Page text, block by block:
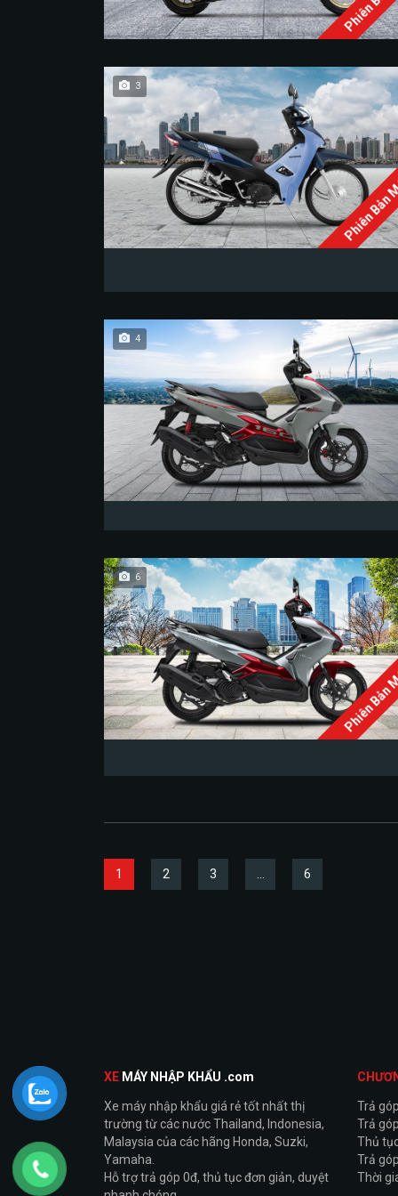
Phiên
3
4
Phiên
6
1 2 3 6
XE MÁY NHẬP KHẨU .com
Xe máy nhập khẩu giá rẻ tốt nhất thị
trường từ các nước Thailand, Indonesia,
Malaysia của các hãng Honda, Suzki,
Yamaha.
Hỗ trợ trả góp 0đ, thủ tục đơn giản, duyệt
Trả
Trả
Thủ
Trả
Thời